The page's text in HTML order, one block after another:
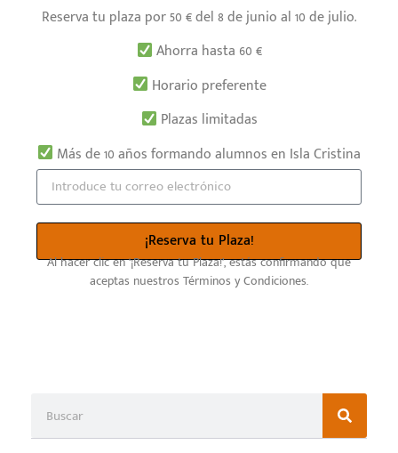
Reserva tu plaza por 50 € del 8 de junio al 10 de julio.
Ahorra hasta 60 €
Horario preferente
Plazas limitadas
Más de 10 años formando alumnos en Isla Cristina
¡Reserva tu Plaza!
Al hacer clic en ‘¡Reserva tu Plaza!’, estás confirmando que
aceptas nuestros Términos y Condiciones.